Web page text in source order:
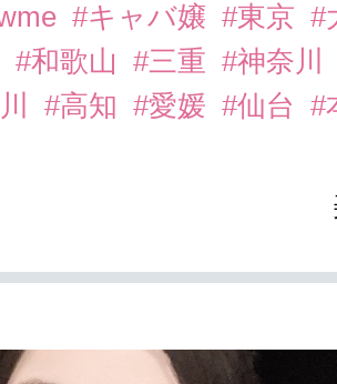
#キャバ嬢 #東京 #
#和歌山 #三重 #神奈川
#高知 #愛媛 #仙台 #